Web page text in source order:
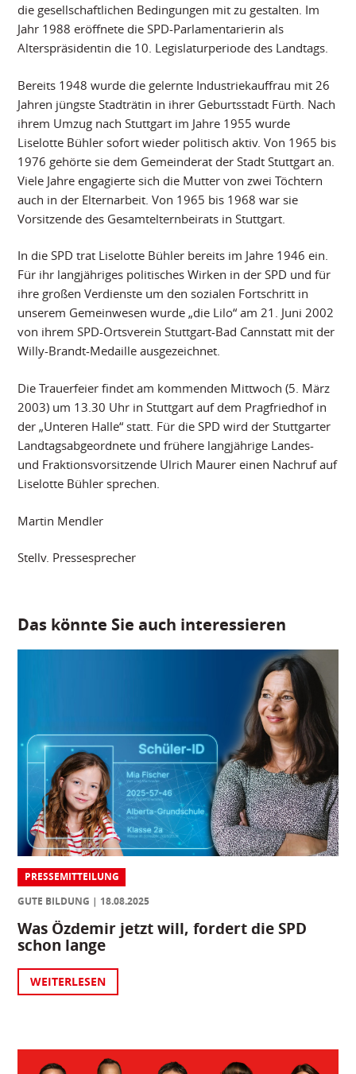
die gesellschaftlichen Bedingungen mit zu gestalten. Im
Jahr 1988 eröffnete die SPD-Parlamentarierin als
Alterspräsidentin die 10. Legislaturperiode des Landtags.
Bereits 1948 wurde die gelernte Industriekauffrau mit 26
Jahren jüngste Stadträtin in ihrer Geburtsstadt Fürth. Nach
ihrem Umzug nach Stuttgart im Jahre 1955 wurde
Liselotte Bühler sofort wieder politisch aktiv. Von 1965 bis
1976 gehörte sie dem Gemeinderat der Stadt Stuttgart an.
Viele Jahre engagierte sich die Mutter von zwei Töchtern
auch in der Elternarbeit. Von 1965 bis 1968 war sie
Vorsitzende des Gesamtelternbeirats in Stuttgart.
In die SPD trat Liselotte Bühler bereits im Jahre 1946 ein.
Für ihr langjähriges politisches Wirken in der SPD und für
ihre großen Verdienste um den sozialen Fortschritt in
unserem Gemeinwesen wurde „die Lilo“ am 21. Juni 2002
von ihrem SPD-Ortsverein Stuttgart-Bad Cannstatt mit der
Willy-Brandt-Medaille ausgezeichnet.
Die Trauerfeier findet am kommenden Mittwoch (5. März
2003) um 13.30 Uhr in Stuttgart auf dem Pragfriedhof in
der „Unteren Halle“ statt. Für die SPD wird der Stuttgarter
Landtagsabgeordnete und frühere langjährige Landes-
und Fraktionsvorsitzende Ulrich Maurer einen Nachruf auf
Liselotte Bühler sprechen.
Martin Mendler
Stellv. Pressesprecher
Das könnte Sie auch interessieren
PRESSEMITTEILUNG
GUTE BILDUNG
18.08.2025
Was Özdemir jetzt will, fordert die SPD
schon lange
WEITERLESEN